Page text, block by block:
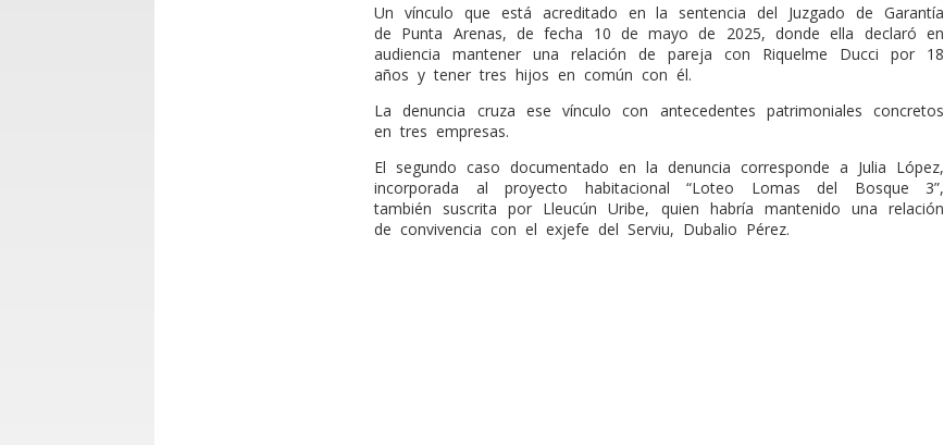
Un vínculo que está acreditado en la sentencia del Juzgado de Garantía
de Punta Arenas, de fecha 10 de mayo de 2025, donde ella declaró en
audiencia mantener una relación de pareja con Riquelme Ducci por 18
años y tener tres hijos en común con él.
La denuncia cruza ese vínculo con antecedentes patrimoniales concretos
en tres empresas.
El segundo caso documentado en la denuncia corresponde a Julia López,
incorporada al proyecto habitacional “Loteo Lomas del Bosque 3”,
también suscrita por Lleucún Uribe, quien habría mantenido una relación
de convivencia con el exjefe del Serviu, Dubalio Pérez.